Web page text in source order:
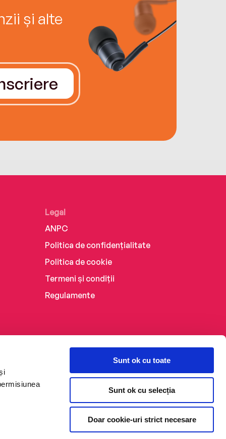
Sunt ok cu toate
Sunt ok cu selecția
Doar cookie-uri strict necesare
și alte
Legal
ANPC
Politica de confidențialitate
Politica de cookie
Termeni și condiții
Regulamente